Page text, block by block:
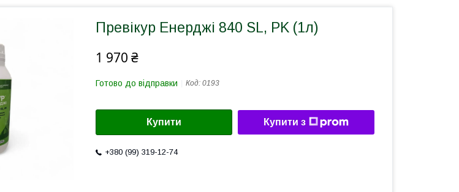
Превікур Енерджі 840 SL, PK (1л)
1 970 ₴
Готово до відправки Код: 0193
Купити Купити з
+380 (99) 319-12-74